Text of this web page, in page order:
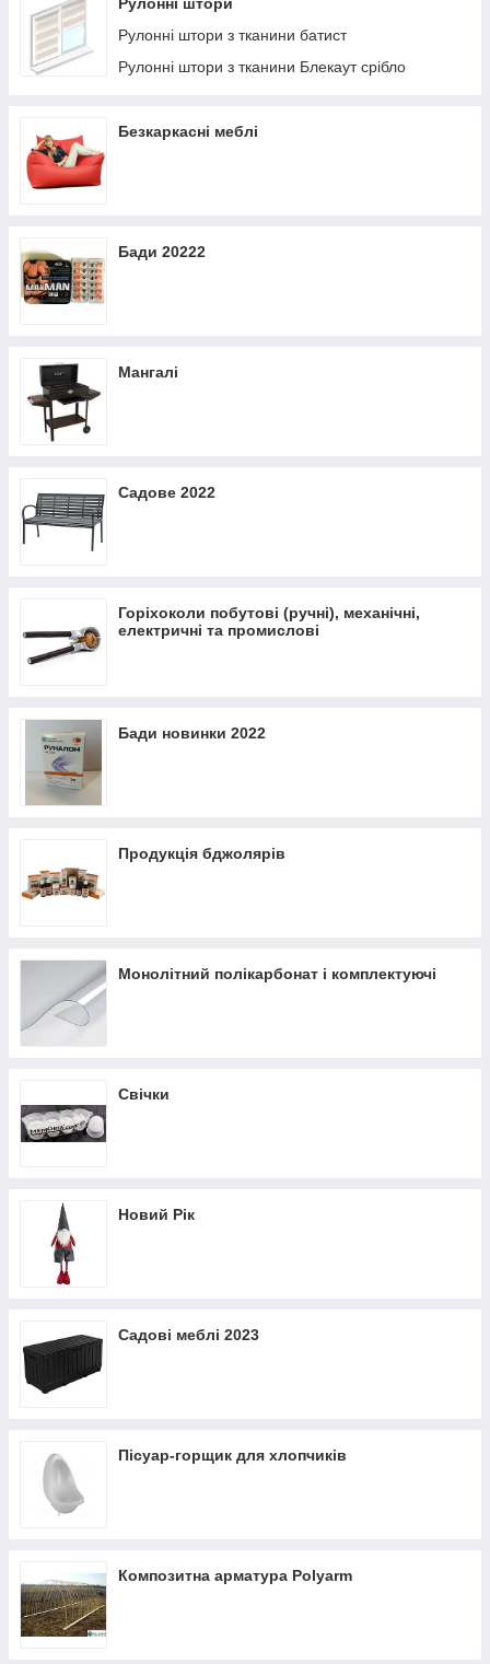
Рулонні штори з тканини батист
Рулонні штори з тканини Блекаут срібло
Безкаркасні меблі
Бади 20222
Мангалі
Садове 2022
Горіхоколи побутові (ручні), механічні,
електричні та промислові
Бади новинки 2022
Продукція бджолярів
Монолітний полікарбонат і комплектуючі
Свічки
Новий Рік
Садові меблі 2023
Пісуар-горщик для хлопчиків
Композитна арматура Polyarm